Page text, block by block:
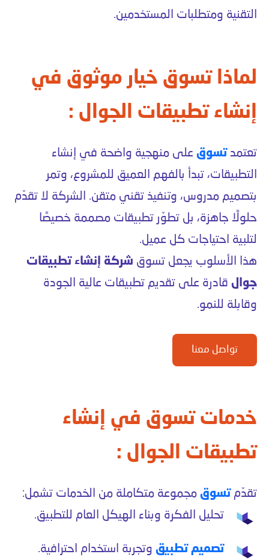
التقنية ومتطلبات المستخدمين.
لماذا تسوق خيار موثوق في
إنشاء تطبيقات الجوال :
تعتمدتسوق على منهجية واضحة في إنشاء
التطبيقات، تبدأ بالفهم العميق للمشروع، وتمر
بتصميم مدروس، وتنفيذ تقني متقن. الشركة لا تقدّم
حلولًا جاهزة، بل تطوّر تطبيقات مصممة خصيصًا
لتلبية احتياجات كل عميل.
هذا الأسلوب يجعل تسوق شركة إنشاء تطبيقات
جوال قادرة على تقديم تطبيقات عالية الجودة
وقابلة للنمو.
تواصل معنا
خدمات تسوق في إنشاء
تطبيقات الجوال :
تقدّمتسوق مجموعة متكاملة من الخدمات تشمل:
تحليل الفكرة وبناء الهيكل العام للتطبيق.
تصميم تطبيق وتجربة استخدام احترافية.